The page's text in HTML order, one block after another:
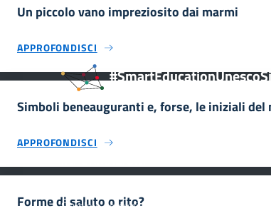
Un piccolo vano impreziosito dai marmi
APPROFONDISCI
Simboli beneauguranti e, forse, le iniziali
APPROFONDISCI
Forme di saluto o rito?
Scuola e comunicazione per la valorizzazione